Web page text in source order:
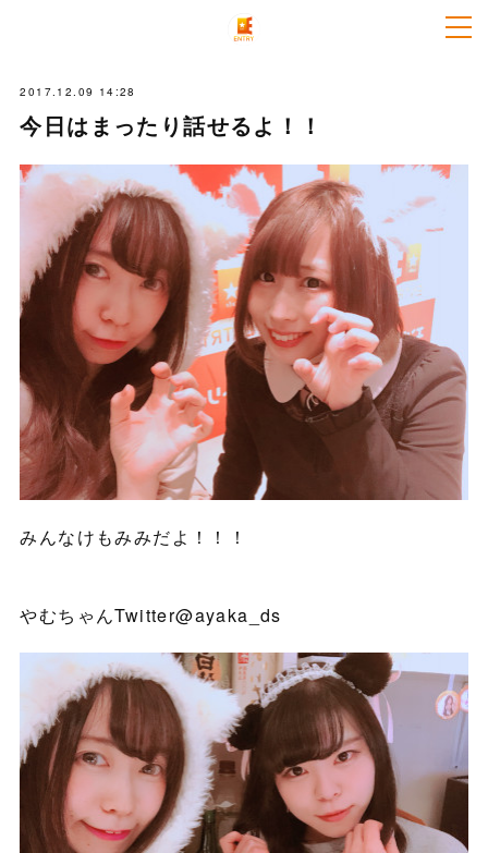
2017.12.09 14:28
今日はまったり話せるよ！！
みんなけもみみだよ！！！
やむちゃんTwitter@ayaka_ds